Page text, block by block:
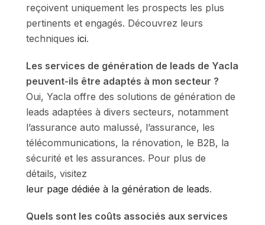
reçoivent uniquement les prospects les plus
pertinents et engagés. Découvrez leurs
techniques ici.
Les services de génération de leads de Yacla
peuvent-ils être adaptés à mon secteur ?
Oui, Yacla offre des solutions de génération de
leads adaptées à divers secteurs, notamment
l’assurance auto malussé, l’assurance, les
télécommunications, la rénovation, le B2B, la
sécurité et les assurances. Pour plus de
détails, visitez
leur page dédiée à la génération de leads.
Quels sont les coûts associés aux services